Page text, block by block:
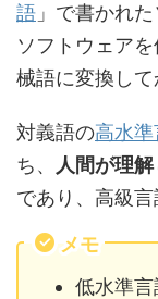
語 」で書かれ
ソフトウェア
械語に変換して
対義語の高水
ち、 人間が理
であり、高級言
メモ
低水準言